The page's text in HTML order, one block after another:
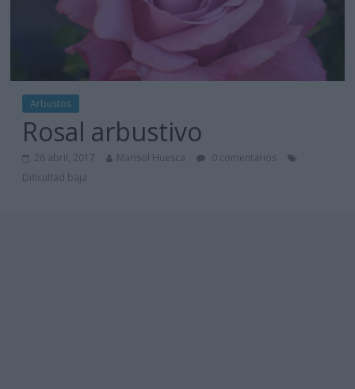
Arbustos
Rosal arbustivo
26 abril, 2017 Marisol Huesca
0 comentarios
Dificultad baja